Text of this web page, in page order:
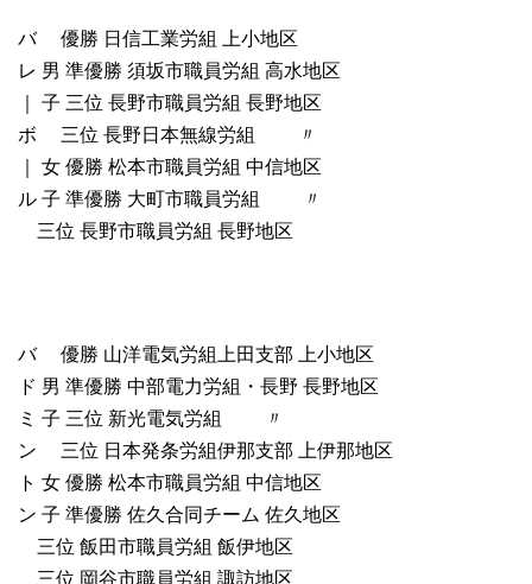
バ 優勝 日信工業労組 上小地区
レ 男 準優勝 須坂市職員労組 高水地区
｜ 子 三位 長野市職員労組 長野地区
ボ 三位 長野日本無線労組 〃
｜ 女 優勝 松本市職員労組 中信地区
ル 子 準優勝 大町市職員労組 〃
三位 長野市職員労組 長野地区
バ 優勝 山洋電気労組上田支部 上小地区
ド 男 準優勝 中部電力労組・長野 長野地区
ミ 子 三位 新光電気労組 〃
ン 三位 日本発条労組伊那支部 上伊那地区
ト 女 優勝 松本市職員労組 中信地区
ン 子 準優勝 佐久合同チーム 佐久地区
三位 飯田市職員労組 飯伊地区
三位 岡谷市職員労組 諏訪地区